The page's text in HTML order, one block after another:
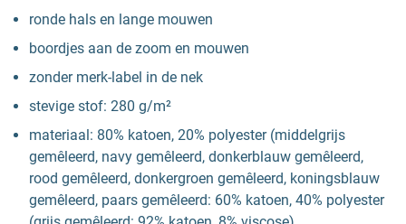
ronde hals en lange mouwen
boordjes aan de zoom en mouwen
zonder merk-label in de nek
stevige stof: 280 g/m²
materiaal: 80% katoen, 20% polyester (middelgrijs
gemêleerd, navy gemêleerd, donkerblauw gemêleerd,
rood gemêleerd, donkergroen gemêleerd, koningsblauw
gemêleerd, paars gemêleerd: 60% katoen, 40% polyester